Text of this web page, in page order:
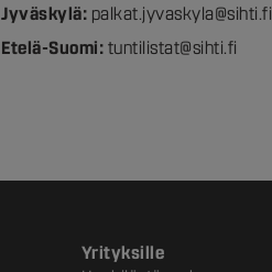
Jyväskylä: palkat.jyvaskyla@sihti.fi
Etelä-Suomi: tuntilistat@sihti.fi
Yrityksille